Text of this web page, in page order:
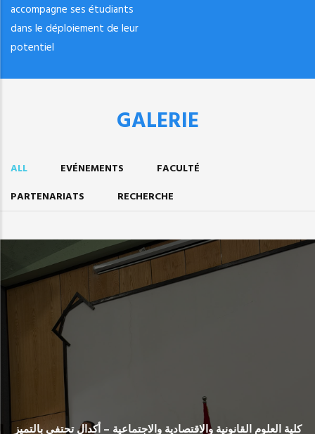
accompagne ses étudiants
dans le déploiement de leur
potentiel
GALERIE
ALL EVÉNEMENTS
FACULTÉ
PARTENARIATS
RECHERCHE
كلية العلوم القانونية والاقتصادية والاجتماعية – أكدال تحتفي بالتميز